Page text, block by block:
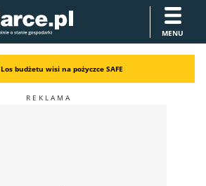
MENU
Los budżetu wisi na pożyczce SAFE